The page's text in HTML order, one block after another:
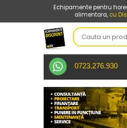
Echipamente pentru
alimentara, cu
0723.276.930